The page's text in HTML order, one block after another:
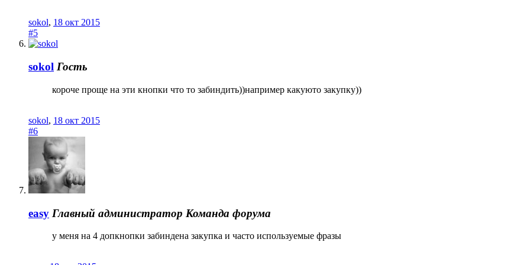
sokol, 18 окт 2015
#5
sokol Гость
короче проще на эти кнопки что то забиндить))например какуюто закупку))
sokol, 18 окт 2015
#6
easy Главный администратор Команда форума
у меня на 4 допкнопки забиндена закупка и часто используемые фразы